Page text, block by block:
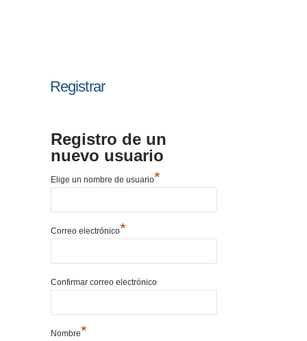
Registrar
Registro de un
nuevo usuario
Elige un nombre de usuario*
Correo electrónico*
Confirmar correo electrónico
Nombre*